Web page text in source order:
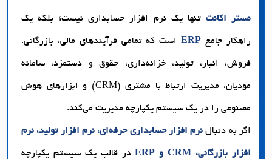
مستر اکانت تنها یک نرم افزار حسابداری نیست؛ بلکه یک
راهکار جامع ERP است که تمامی فرآیندهای مالی، بازرگانی،
فروش، انبار، تولید، خزانه‌داری، حقوق و دستمزد، سامانه
مودیان، مدیریت ارتباط با مشتری (CRM) و ابزارهای هوش
مصنوعی را در یک سیستم یکپارچه مدیریت می‌کند.
اگر به دنبال نرم افزار حسابداری حرفه‌ای، نرم افزار تولید، نرم
افزار بازرگانی، CRM و ERP در قالب یک سیستم یکپارچه